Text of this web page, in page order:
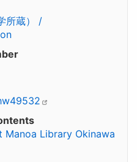
所蔵） /
Library Okinawa